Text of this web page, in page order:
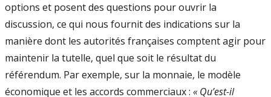
options et posent des questions pour ouvrir la
discussion, ce qui nous fournit des indications sur la
manière dont les autorités françaises comptent agir pour
maintenir la tutelle, quel que soit le résultat du
référendum. Par exemple, sur la monnaie, le modèle
économique et les accords commerciaux : « Qu’est-il